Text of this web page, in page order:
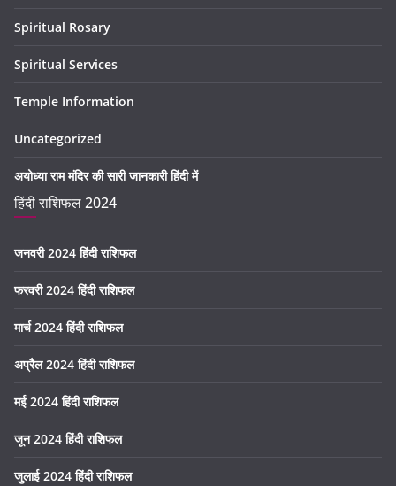
Spiritual Rosary
Spiritual Services
Temple Information
Uncategorized
अयोध्या राम मंदिर की सारी जानकारी हिंदी में
हिंदी राशिफल 2024
जनवरी 2024 हिंदी राशिफल
फरवरी 2024 हिंदी राशिफल
मार्च 2024 हिंदी राशिफल
अप्रैल 2024 हिंदी राशिफल
मई 2024 हिंदी राशिफल
जून 2024 हिंदी राशिफल
जुलाई 2024 हिंदी राशिफल